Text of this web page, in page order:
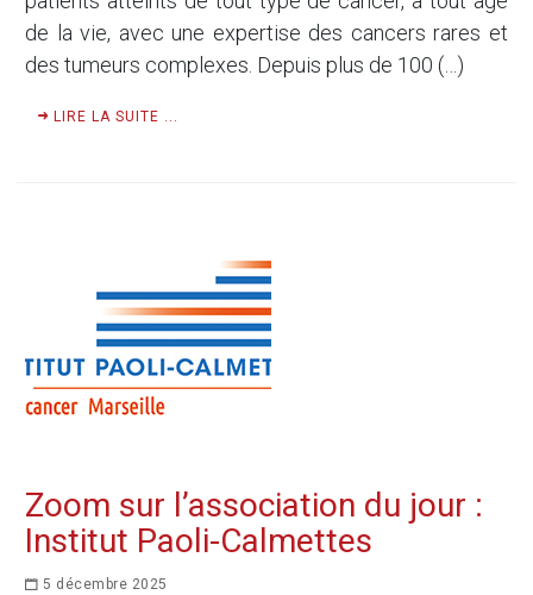
de la vie, avec une expertise des cancers rares et
des tumeurs complexes. Depuis plus de 100 (…)
LIRE LA SUITE ...
Zoom sur l’association du jour :
Institut Paoli-Calmettes
5 décembre 2025